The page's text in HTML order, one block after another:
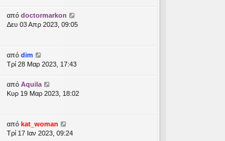
από doctormarkon
Δευ 03 Απρ 2023, 09:05
από dim
Τρί 28 Μαρ 2023, 17:43
από Aquila
Κυρ 19 Μαρ 2023, 18:02
από kat_woman
Τρί 17 Ιαν 2023, 09:24